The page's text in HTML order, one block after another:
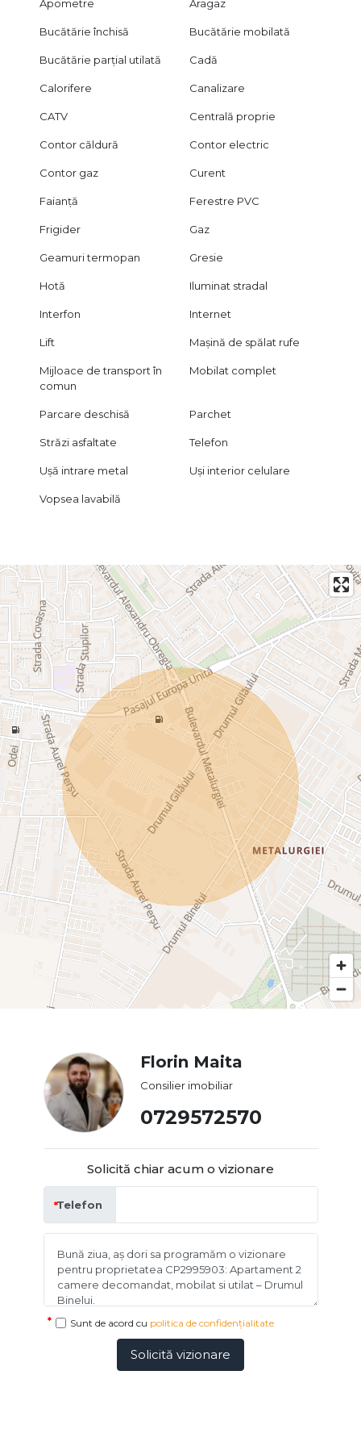
Apometre Aragaz
Bucătărie închisă Bucătărie mobilată
Bucătărie parțial utilată Cadă
Calorifere Canalizare
CATV Centrală proprie
Contor căldură Contor electric
Contor gaz Curent
Faianță Ferestre PVC
Frigider Gaz
Geamuri termopan Gresie
Hotă Iluminat stradal
Interfon Internet
Lift Mașină de spălat rufe
Mijloace de transport în
comun
Mobilat complet
Parcare deschisă Parchet
Străzi asfaltate Telefon
Ușă intrare metal Uși interior celulare
Vopsea lavabilă
Florin Maita
Consilier imobiliar
0729572570
Solicită chiar acum o vizionare
Telefon
Sunt de acord cu politica de confidențialitate
Solicită vizionare